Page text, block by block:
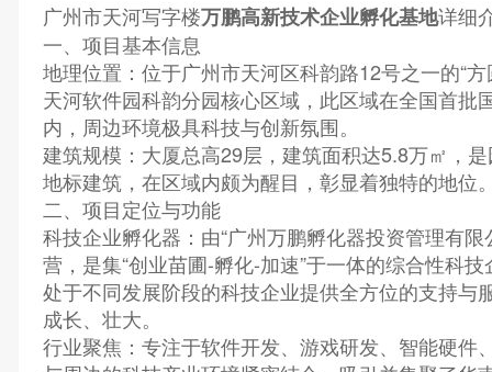
广州市天河写字楼万鹏高新技术企业孵化基地详细
一、项目基本信息
地理位置：位于广州市天河区科韵路12号之一的“
天河软件园科韵分园核心区域，此区域在全国首批
内，周边环境极具科技与创新氛围。
建筑规模：大厦总高29层，建筑面积达5.8万㎡，
地标建筑，在区域内颇为醒目，彰显着独特的地位
二、项目定位与功能
科技企业孵化器：由“广州万鹏孵化器投资管理有限
营，是集“创业苗圃-孵化-加速”于一体的综合性科
处于不同发展阶段的科技企业提供全方位的支持与
成长、壮大。
行业聚焦：专注于软件开发、游戏研发、智能硬件